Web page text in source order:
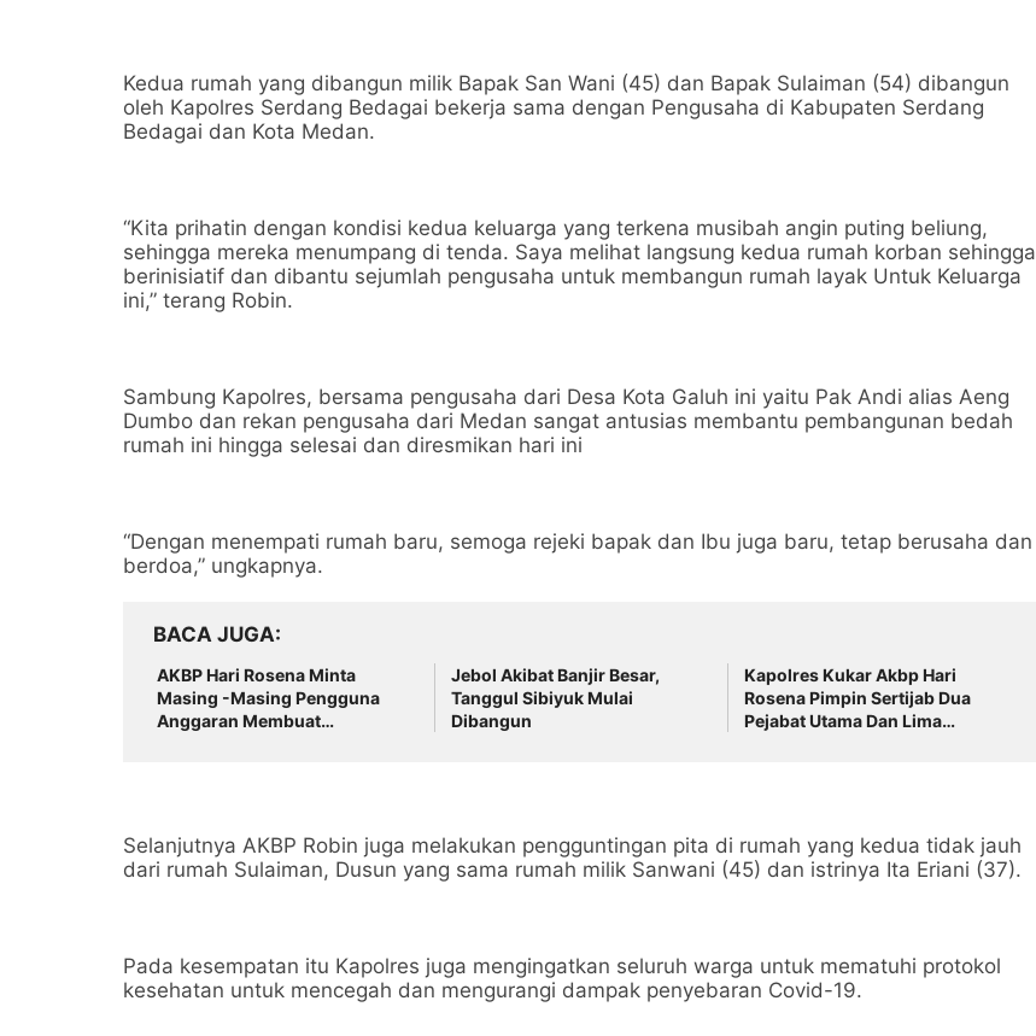
Kedua rumah yang dibangun milik Bapak San Wani (45) dan Bapak Sulaiman (54) dibangun
oleh Kapolres Serdang Bedagai bekerja sama dengan Pengusaha di Kabupaten Serdang
Bedagai dan Kota Medan.
“Kita prihatin dengan kondisi kedua keluarga yang terkena musibah angin puting beliung,
sehingga mereka menumpang di tenda. Saya melihat langsung kedua rumah korban sehingga
berinisiatif dan dibantu sejumlah pengusaha untuk membangun rumah layak Untuk Keluarga
ini,” terang Robin.
Sambung Kapolres, bersama pengusaha dari Desa Kota Galuh ini yaitu Pak Andi alias Aeng
Dumbo dan rekan pengusaha dari Medan sangat antusias membantu pembangunan bedah
rumah ini hingga selesai dan diresmikan hari ini
“Dengan menempati rumah baru, semoga rejeki bapak dan Ibu juga baru, tetap berusaha dan
berdoa,” ungkapnya.
BACA JUGA
AKBP Hari Rosena Minta
Masing -Masing Pengguna
Anggaran Membuat
Jebol Akibat Banjir Besar,
Tanggul Sibiyuk Mulai
Dibangun
Kapolres Kukar Akbp Hari
Rosena Pimpin Sertijab Dua
Pejabat Utama Dan Lima
Selanjutnya AKBP Robin juga melakukan pengguntingan pita di rumah yang kedua tidak jauh
dari rumah Sulaiman, Dusun yang sama rumah milik Sanwani (45) dan istrinya Ita Eriani (37).
Pada kesempatan itu Kapolres juga mengingatkan seluruh warga untuk mematuhi protokol
kesehatan untuk mencegah dan mengurangi dampak penyebaran Covid-19.